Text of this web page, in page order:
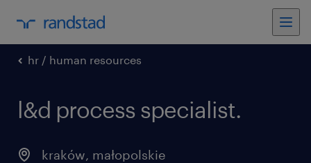
hr / human resources
l&d process specialist.
kraków, małopolskie